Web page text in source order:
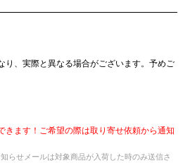
、実際と異なる場合がございます。予めご
ます！ご希望の際は取り寄せ依頼から通知
らせメールは対象商品が入荷した時のみ送信さ